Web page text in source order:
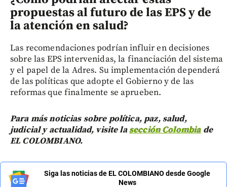
propuestas al futuro de las EPS y de
la atención en salud?
Las recomendaciones podrían influir en decisiones
sobre las EPS intervenidas, la financiación del sistema
y el papel de la Adres. Su implementación dependerá
de las políticas que adopte el Gobierno y de las
reformas que finalmente se aprueben.
Para más noticias sobre política, paz, salud,
judicial y actualidad, visite lasección Colombiade
EL COLOMBIANO.
Siga las noticias de EL COLOMBIANO desde Google
News